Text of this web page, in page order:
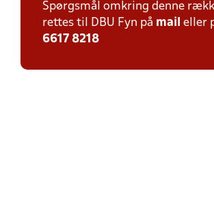
Spørgsmål omkring denne
rettes til DBU Fyn på mail eller
6617 8218